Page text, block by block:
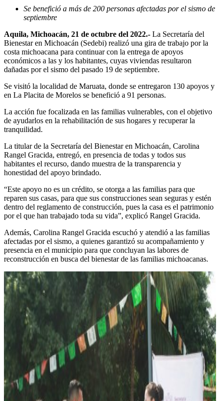
Se benefició a más de 200 personas afectadas por el sismo de
septiembre
Aquila, Michoacán, 21 de octubre del 2022.- La Secretaría del
Bienestar en Michoacán (Sedebi) realizó una gira de trabajo por la
costa michoacana para continuar con la entrega de apoyos
económicos a las y los habitantes, cuyas viviendas resultaron
dañadas por el sismo del pasado 19 de septiembre.
Se visitó la localidad de Maruata, donde se entregaron 130 apoyos y
en La Placita de Morelos se benefició a 91 personas.
La acción fue focalizada en las familias vulnerables, con el objetivo
de ayudarlos en la rehabilitación de sus hogares y recuperar la
tranquilidad.
La titular de la Secretaría del Bienestar en Michoacán, Carolina
Rangel Gracida, entregó, en presencia de todas y todos sus
habitantes el recurso, dando muestra de la transparencia y
honestidad del apoyo brindado.
“Este apoyo no es un crédito, se otorga a las familias para que
reparen sus casas, para que sus construcciones sean seguras y estén
dentro del reglamento de construcción, pues la casa es el patrimonio
por el que han trabajado toda su vida”, explicó Rangel Gracida.
Además, Carolina Rangel Gracida escuchó y atendió a las familias
afectadas por el sismo, a quienes garantizó su acompañamiento y
presencia en el municipio para que concluyan las labores de
reconstrucción en busca del bienestar de las familias michoacanas.